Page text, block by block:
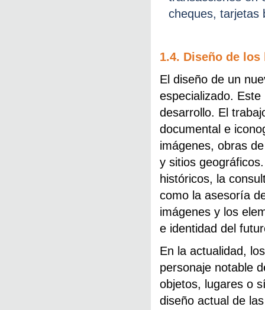
cheques, tarjetas
1.4. Diseño de
El diseño de un
especializado.
desarrollo. El
documental e
imágenes, obras
y sitios
históricos, la
como la asesoría
imágenes y los
e identidad del
En la actualidad,
personaje notable
objetos, lugares o
diseño actual de